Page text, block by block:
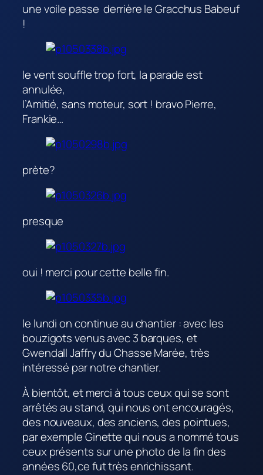
une voile passe derrière le Gracchus Babeuf
!
le vent souffle trop fort, la parade est
annulée,
l’Amitié, sans moteur, sort ! bravo Pierre,
Frankie…
prète?
presque
oui ! merci pour cette belle fin.
le lundi on continue au chantier : avec les
bouzigots venus avec 3 barques, et
Gwendall Jaffry du Chasse Marée, très
intéressé par notre chantier.
À bientôt, et merci à tous ceux qui se sont
arrêtés au stand, qui nous ont encouragés,
des nouveaux, des anciens, des pointues,
par exemple Ginette qui nous a nommé tous
ceux présents sur une photo de la fin des
années 60,ce fut très enrichissant.